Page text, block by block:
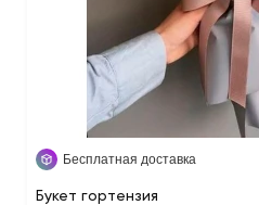
Бесплатная доставка
Букет гортензия